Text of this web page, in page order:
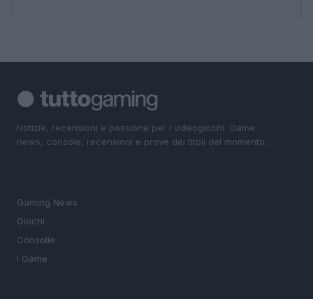
Notizie, recensioni e passione per i videogiochi. Game
news, console, recensioni e prove dei titoli del momento.
Gaming News
Giochi
Consolle
I Game